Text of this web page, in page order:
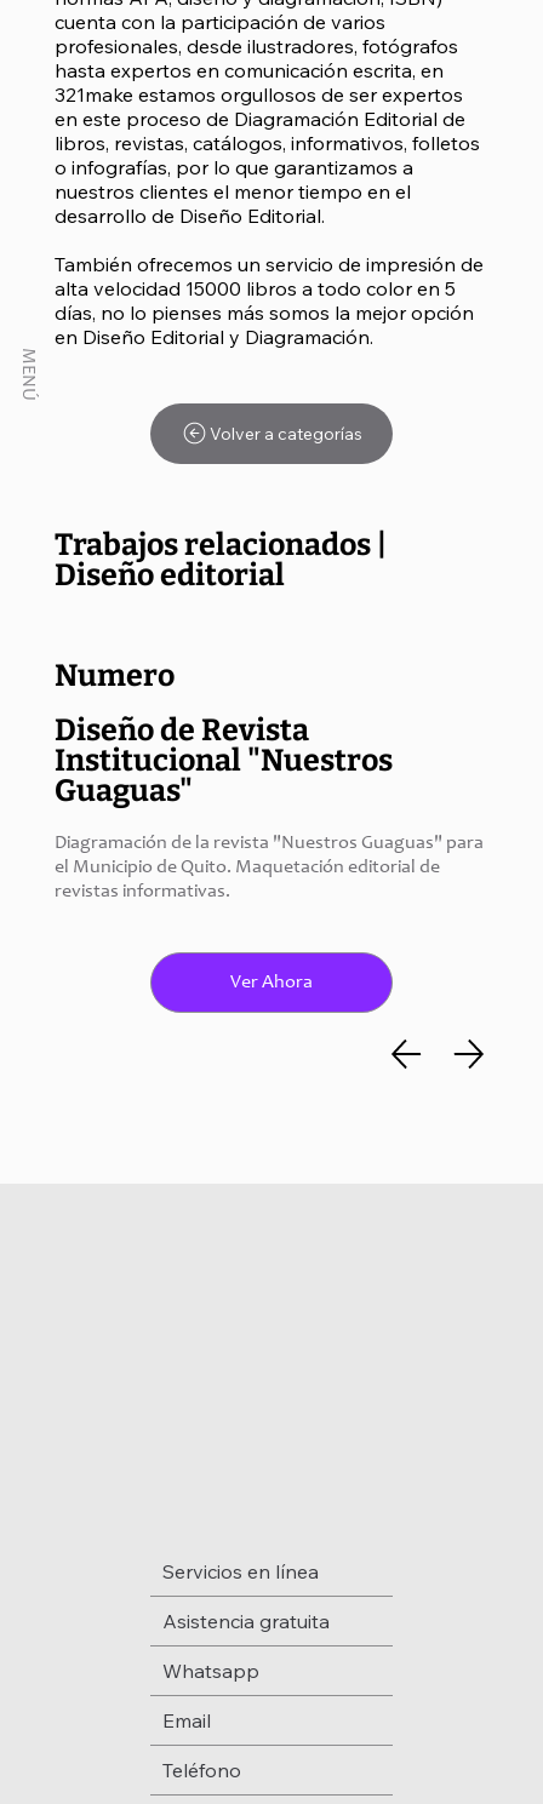
MENÚ
cuenta con la participación de varios
profesionales, desde ilustradores, fotógrafos
hasta expertos en comunicación escrita, en
321make estamos orgullosos de ser expertos
en este proceso de Diagramación Editorial de
libros, revistas, catálogos, informativos, folletos
o infografías, por lo que garantizamos a
nuestros clientes el menor tiempo en el
desarrollo de Diseño Editorial.
También ofrecemos un servicio de impresión de
alta velocidad 15000 libros a todo color en 5
días, no lo pienses más somos la mejor opción
en Diseño Editorial y Diagramación.
Trabajos relacionados |
Diseño editorial
Numero
Diseño de Revista
Institucional "Nuestros
Guaguas"
Diagramación de la revista "Nuestros Guaguas" para
el Municipio de Quito. Maquetación editorial de
revistas informativas.
Ver Ahora
Volver a categorías
Servicios en línea
Asistencia gratuita
Whatsapp
Email
Teléfono